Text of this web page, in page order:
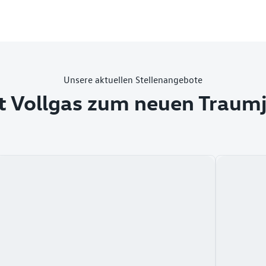
Unsere aktuellen Stellenangebote
Vollgas zum neuen